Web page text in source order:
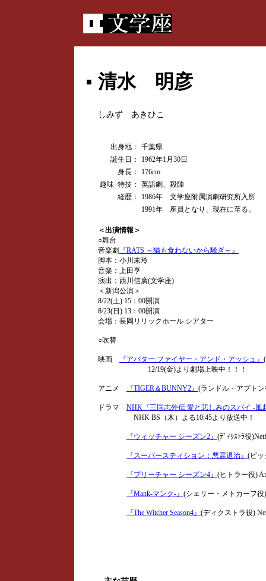
■ 清水 明彦
しみず あきひこ
出身地：
千葉県
誕生日：
1962年1月30日
身長：
176cm
趣味･特技：
英語劇、殺陣
経歴：
1986年 文学座附属演劇研究所入所
1991年 座員となり、現在に至る。
＜出演情報＞
○舞台
音楽劇
『RATS ～猫も食わないから騒ぎ～』
脚本：小川未玲
音楽：上田亨
演出：西川信廣(文学座)
＜新潟公演＞
8/22(土) 15：00開演
8/23(日) 13：00開演
会場：長岡リリックホール シアター
○吹替
映画 『アバター:ファイヤー・アンド・アッシュ』
12/19(金)より劇場上映中！！！
アニメ 『TIGER＆BUNNY2』 (ランドル・アプト
ドラマ NHK『三国志外伝 愛と悲しみのスパイ -風
NHK BS（木）よる10:45より放送中！
『ウィッチャー シーズン2』 (ﾃﾞｨｸｽﾄﾗ役
『スーパースティション：悪霊退治』 (ビッ
『プリーチャー シーズン4』 (ヒトラー役)
『Mank-マンク-』 (シェリー・メトカーフ役
『The Witcher Season4』 (ディクストラ役)